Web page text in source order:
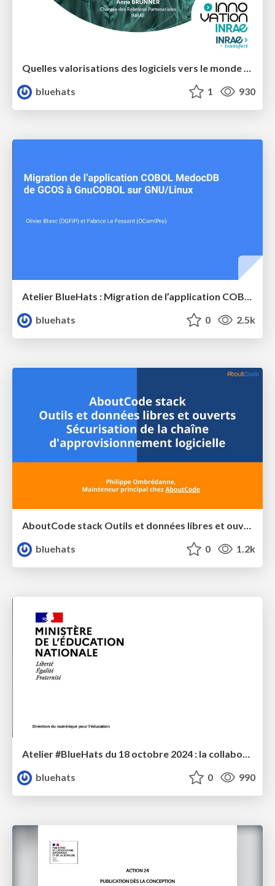
Quelles valorisations des logiciels vers le monde socio-économique dans un contexte de Science Ouverte ?
bluehats
1 930
Atelier BlueHats : Migration de l’application COBOL MedocDB de GCOS à GnuCOBOL sur GNU/Linux
bluehats
0 2.5k
bluehats
0 1.2k
Atelier #BlueHats du 18 octobre 2024 : la collaboration MENJS / Code Lutin
bluehats
0 990